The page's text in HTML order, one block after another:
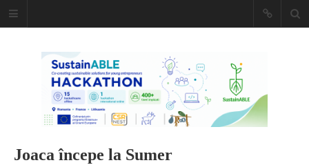
Caiet de
insemnari
DESCARCĂ!
Joaca începe la Sumer